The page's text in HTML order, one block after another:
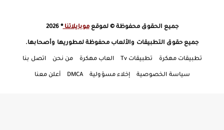
جميع الحقوق محفوظة © لموقعموبايلاتنا® 2026
جميع حقوق التطبيقات والألعاب محفوظة لمطوريها وأصحابها.
تطبيقات مهكرة تطبيقات Tv العاب مهكرة من نحن اتصل بنا
سياسة الخصوصية إخلاء مسؤولية DMCA أعلن معنا